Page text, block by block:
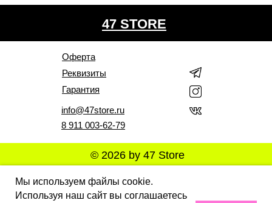
Мы используем файлы cookie.
Используя наш сайт вы соглашаетесь
info@47store.ru
© 2026 by 47 Store
Оферта
Реквизиты
Гарантия
47 STORE
Все права защищены. Полное или частичное
копирование материалов Сайта в коммерческих целях
разрешено только с письменного разрешения
8 911 003-62-79